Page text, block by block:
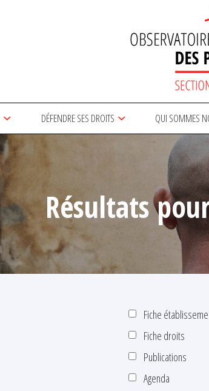
DÉFENDRE SES DROITS QUI SOMMES
Résultats
Fiche
Fiche droits
Publications
Agenda